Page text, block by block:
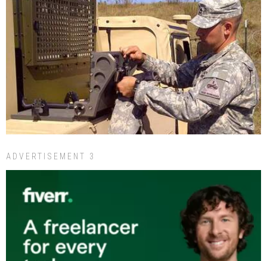
ADVERTISEMENT 3